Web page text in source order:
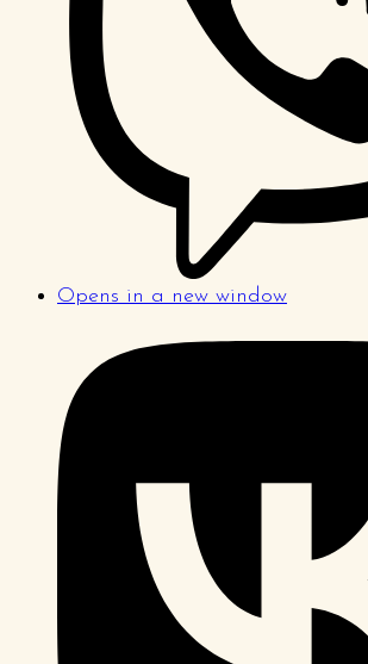
Opens in a new window